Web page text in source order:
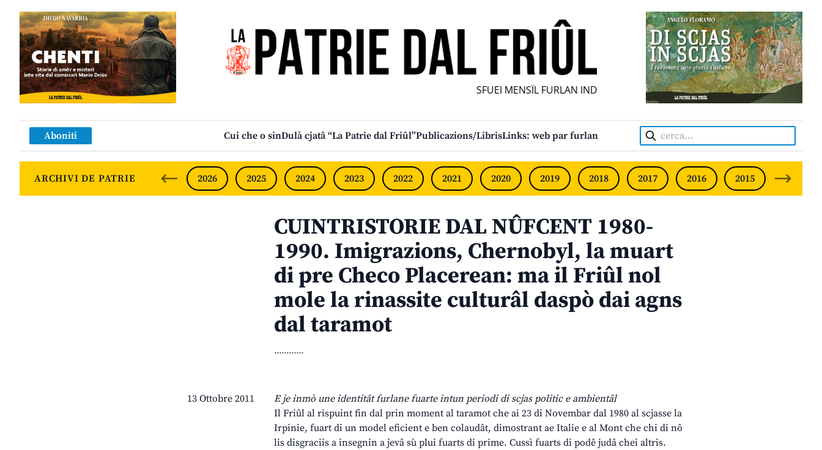
SFUEI MENSÎL FURLAN INDIPENDENT • INDEPENDENT FRIULIAN MONTHLY •
Aboniti Cui che o sinDulà cjatâ “La Patrie dal Friûl”Publicazions/LibrisLinks: web par furlan Cerca:
ARCHIVI DE PATRIE 2026 2025 2024 2023 2022 2021 2020 2019 2018 2017 2016 2015 2014
CUINTRISTORIE DAL NÛFCENT 1980-
1990. Imigrazions, Chernobyl, la muart
di pre Checo Placerean: ma il Friûl nol
mole la rinassite culturâl daspò dai agns
dal taramot
............
13 Ottobre 2011
E je inmò une identitât furlane fuarte intun periodi di scjas politic e ambientâl
Il Friûl al rispuint fin dal prin moment al taramot che ai 23 di Novembar dal 1980 al scjasse la
Irpinie, fuart di un model eficient e ben colaudât, dimostrant ae Italie e al Mont che chi di nô
lis disgraciis a insegnin a jevâ sù plui fuarts di prime. Cussì fuarts di podê judâ chei altris.